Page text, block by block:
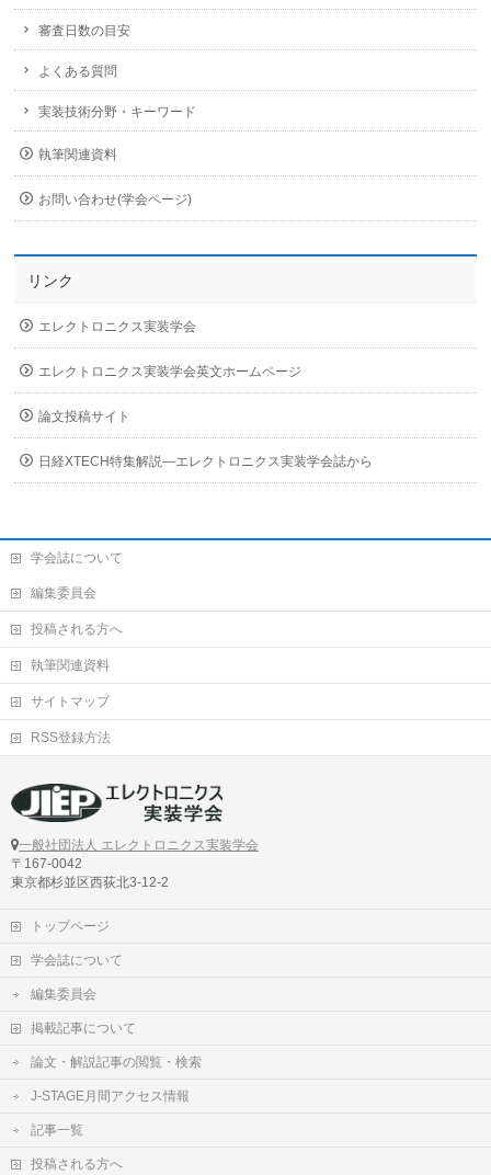
審査日数の目安
よくある質問
実装技術分野・キーワード
執筆関連資料
お問い合わせ(学会ページ)
リンク
エレクトロニクス実装学会
エレクトロニクス実装学会英文ホームページ
論文投稿サイト
日経XTECH特集解説―エレクトロニクス実装学会誌から
学会誌について
編集委員会
投稿される方へ
執筆関連資料
サイトマップ
RSS登録方法
一般社団法人 エレクトロニクス実装学会
〒167-0042
東京都杉並区西荻北3-12-2
トップページ
学会誌について
編集委員会
掲載記事について
論文・解説記事の閲覧・検索
J-STAGE月間アクセス情報
記事一覧
投稿される方へ